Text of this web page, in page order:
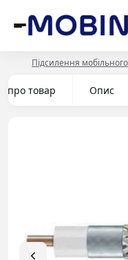
Підсилення мобільного
про товар Опис